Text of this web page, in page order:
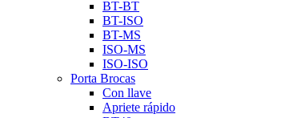
BT-BT
BT-ISO
BT-MS
ISO-MS
ISO-ISO
Porta Brocas
Con llave
Apriete rápido